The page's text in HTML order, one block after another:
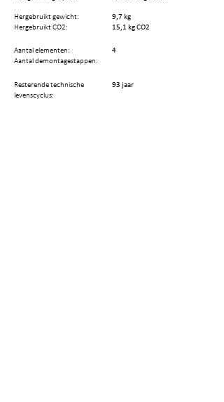
Hergebruikt gewicht:
9,7 kg
Hergebruikt CO2:
15,1 kg CO2
Aantal elementen:
4
Aantal demontagestappen:
Resterende technische
levenscyclus:
93 jaar